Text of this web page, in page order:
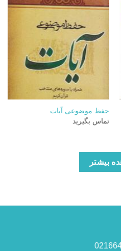
حفظ موضوعی آیات
تماس بگیرید
بیشتر